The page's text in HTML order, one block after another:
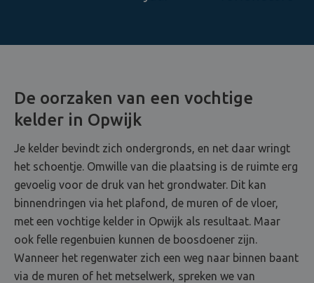
De oorzaken van een vochtige
kelder in Opwijk
Je kelder bevindt zich ondergronds, en net daar wringt
het schoentje. Omwille van die plaatsing is de ruimte erg
gevoelig voor de druk van het grondwater. Dit kan
binnendringen via het plafond, de muren of de vloer,
met een vochtige kelder in Opwijk als resultaat. Maar
ook felle regenbuien kunnen de boosdoener zijn.
Wanneer het regenwater zich een weg naar binnen baant
via de muren of het metselwerk, spreken we van